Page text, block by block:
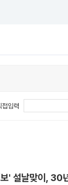
접입력
' 설날맞이,